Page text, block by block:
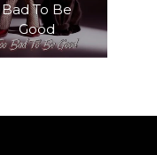
Bad To Be
Good